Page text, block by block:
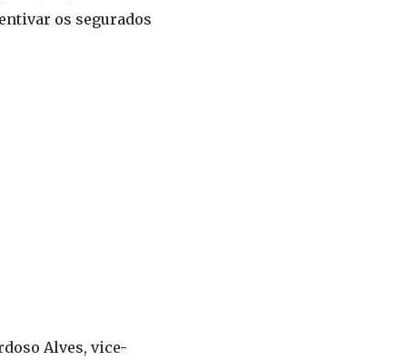
os segurados
Alves, vice-